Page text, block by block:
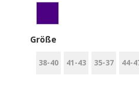
Größe
38-40 41-43 35-37 44-